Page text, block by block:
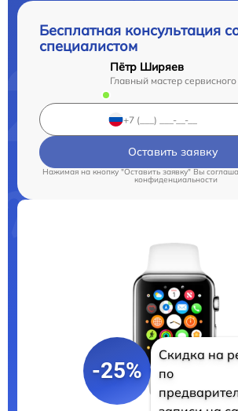
Бесплатная консультация
специалистом
Пётр Ширяев
Главный мастер
Оставить заявку
Нажимая на кнопку "Оставить заявку" Вы
конфиденциальности
-25%
Скидка на
по